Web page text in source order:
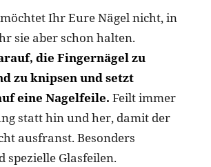
Ihr Eure Nägel nicht, in
sie aber schon halten.
die Fingernägel zu
zu knipsen und setzt
eine Nagelfeile. Feilt immer
statt hin und her, damit der
ausfranst. Besonders
spezielle Glasfeilen.